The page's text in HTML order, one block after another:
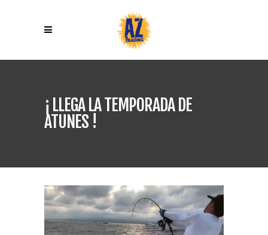
¡ LLEGA LA TEMPORADA DE
ATUNES !